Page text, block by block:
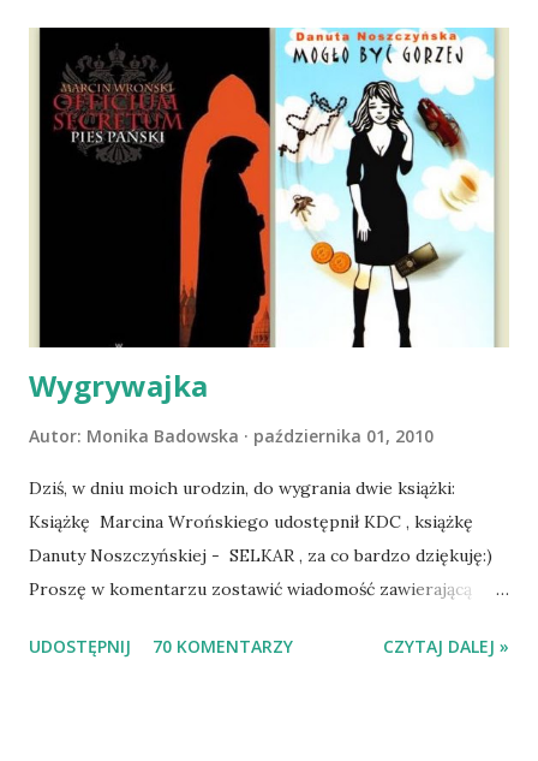
wspólnego życia przeczytacie TUTAJ i TUTAJ . Gdy już
nieco okrzepliśmy w codzienności z psem, a Amber - z
ludźmi i kotami, pojawił się pomysł na wspólny jesienny
wyjazd w Beskid Niski. Zanim to jednak się stało psica miała
atak padaczki, co spowodowało, że wyjazd odwołaliśmy,
wdrożyliśmy leczenie i od nowa zaczęliśmy oswajać z nami i
wspólnym życiem zdezorientowanego chorobą psa. Udało
się ustabilizować zawirowania zdrowotne i wówczas
zaczęliśmy się cieszyć sobą wzajemnie już na 100%.
Dopier...
Wygrywajka
Autor: Monika Badowska października 01, 2010
Dziś, w dniu moich urodzin, do wygrania dwie książki:
Książkę Marcina Wrońskiego udostępnił KDC , książkę
Danuty Noszczyńskiej - SELKAR , za co bardzo dziękuję:)
Proszę w komentarzu zostawić wiadomość zawierającą
Losowanie odbędzie się w niedzielę o 8:00. Zapraszam
UDOSTĘPNIJ 70 KOMENTARZY CZYTAJ DALEJ »